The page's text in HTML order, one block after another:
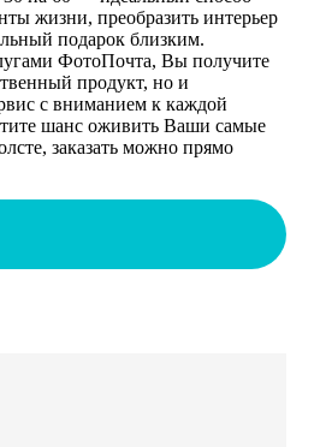
жизни, преобразить интерьер
подарок близким.
ФотоПочта, Вы получите
продукт, но и
с вниманием к каждой
шанс оживить Ваши самые
заказать можно прямо